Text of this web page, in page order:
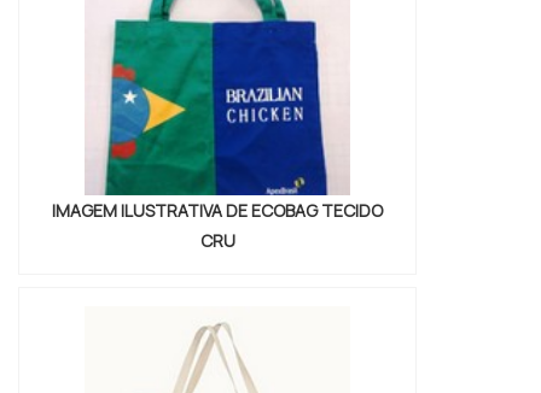
prejuízos com substituições frequentes de
IMAGEM ILUSTRATIVA DE ECOBAG TECIDO
CRU